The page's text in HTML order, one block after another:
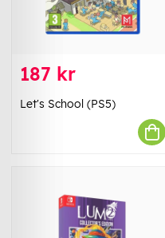
187 kr
Let's School (PS5)